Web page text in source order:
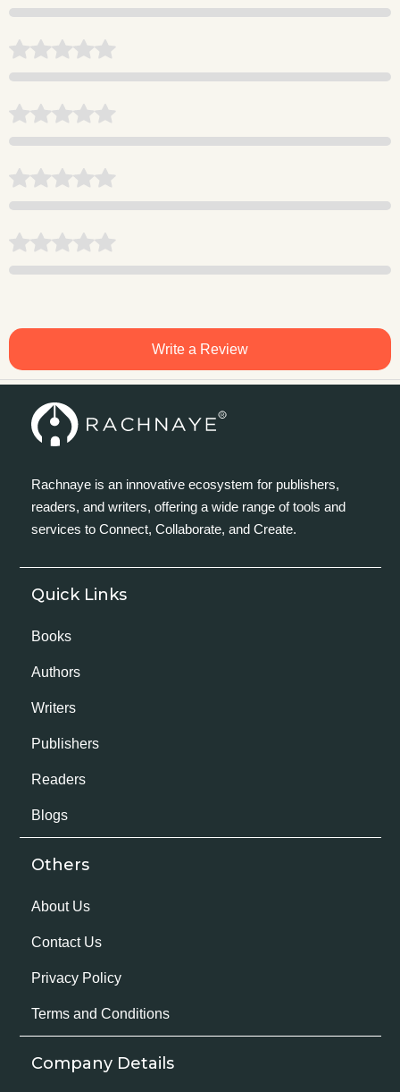
Write a Review
Rachnaye is an innovative ecosystem for publishers,
readers, and writers, offering a wide range of tools and
services to Connect, Collaborate, and Create.
Quick Links
Books
Authors
Writers
Publishers
Readers
Blogs
Others
About Us
Contact Us
Privacy Policy
Terms and Conditions
Company Details